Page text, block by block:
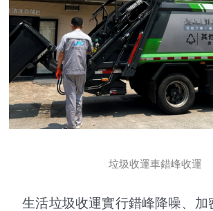
垃圾收運車錯峰收運
生活垃圾收運實行錯峰降噪、加